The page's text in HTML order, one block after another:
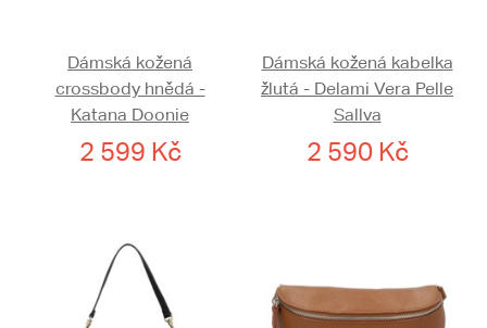
Dámská kožená
crossbody hnědá -
Katana Doonie
2 599 Kč
Dámská kožená kabelka
žlutá - Delami Vera Pelle
Sallva
2 590 Kč